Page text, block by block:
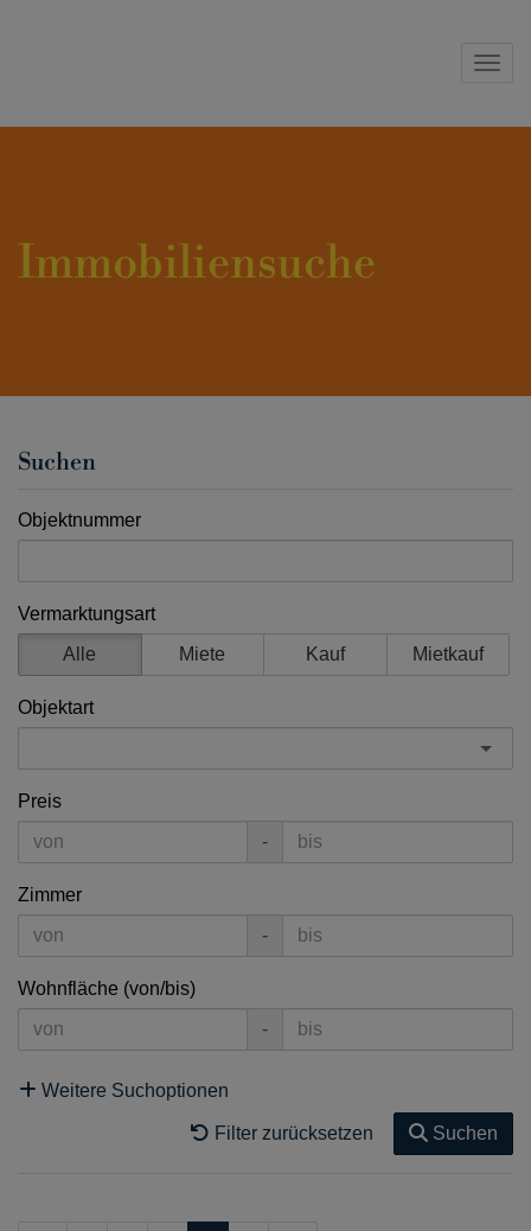
Immobiliensuche
Suchen
Objektnummer
Vermarktungsart
Alle
Miete Kauf Mietkauf
Objektart
Preis
-
Zimmer
-
Wohnfläche (von/bis)
-
Weitere Suchoptionen
Filter zurücksetzen Suchen